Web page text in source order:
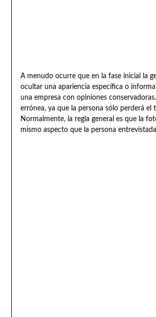
A menudo ocurre que en la fase inicial la
ocultar una apariencia específica o
una empresa con opiniones
errónea, ya que la persona sólo perderá el
Normalmente, la regla general es que la
mismo aspecto que la persona